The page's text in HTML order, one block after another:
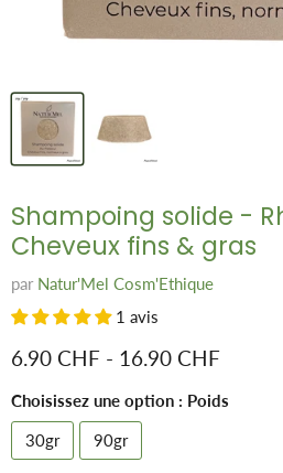
Shampoing solide -
Cheveux fins & gras
par Natur'Mel Cosm'Ethique
1 avis
6.90 CHF - 16.90 CHF
Choisissez une option : Poids
30gr
90gr